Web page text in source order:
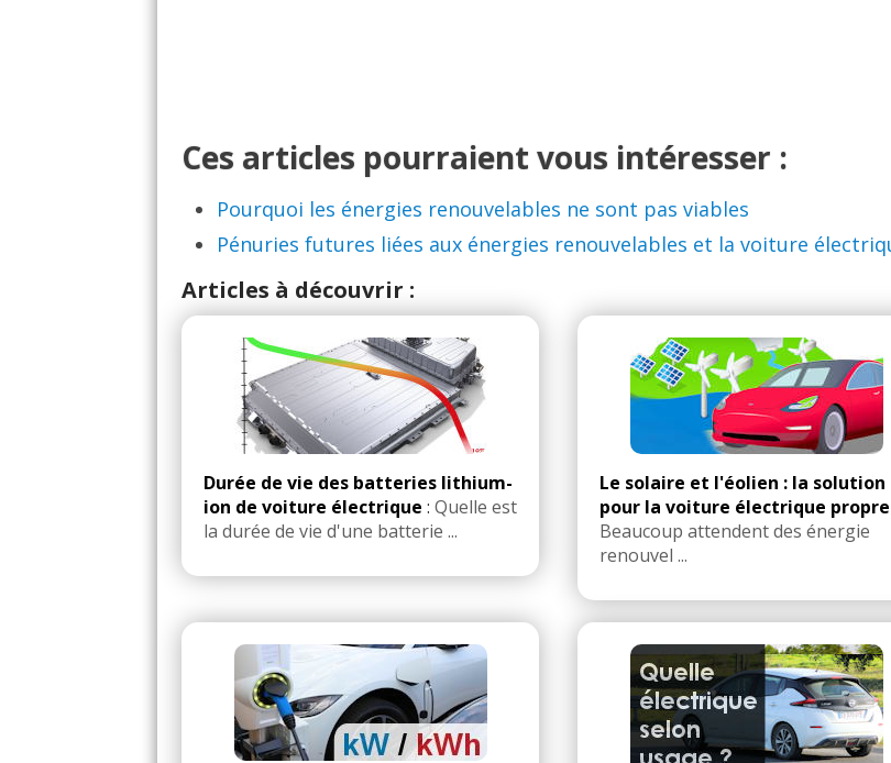
Ces articles pourraient vous intéresser :
Pourquoi les énergies renouvelables ne sont pas viables
Pénuries futures liées aux énergies renouvelables et la voiture
Articles à découvrir :
Durée de vie des batteries lithium-
ion de voiture électrique : Quelle est
la durée de vie d'une batterie ...
Le solaire et l'éolien : la solution
pour la voiture électrique propre
Beaucoup attendent des énergie
renouvel ...